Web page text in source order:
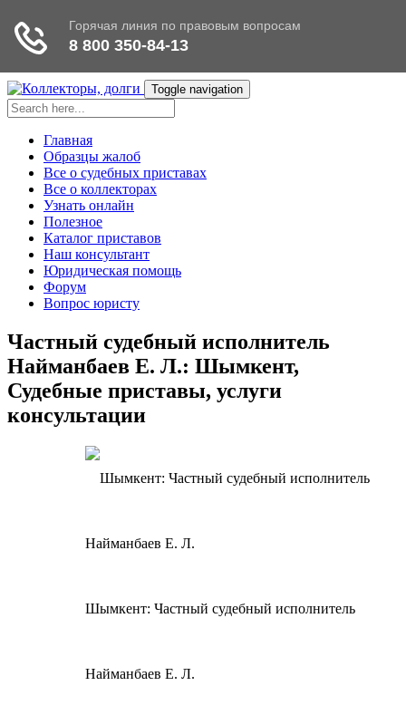
Toggle navigation
Главная
Образцы жалоб
Все о судебных приставах
Все о коллекторах
Узнать онлайн
Полезное
Каталог приставов
Наш консультант
Юридическая помощь
Форум
Вопрос юристу
Частный судебный исполнитель
Найманбаев Е. Л.: Шымкент,
Судебные приставы, услуги
консультации
Шымкент: Частный судебный исполнитель
Найманбаев Е. Л.